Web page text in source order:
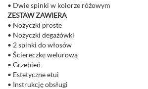
• Dwie spinki w kolorze różowym
ZESTAW ZAWIERA
• Nożyczki proste
• Nożyczki degażówki
• 2 spinki do włosów
• Ściereczkę welurową
• Grzebień
• Estetyczne etui
• Instrukcję obsługi